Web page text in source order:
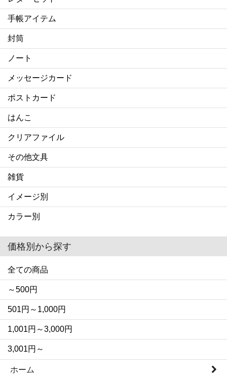
手帳アイテム
封筒
ノート
メッセージカード
ポストカード
はんこ
クリアファイル
その他文具
雑貨
イメージ別
カラー別
価格別から探す
全ての商品
～500円
501円～1,000円
1,001円～3,000円
3,001円～
ホーム